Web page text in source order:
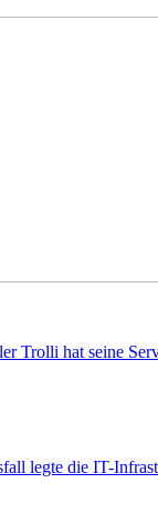
Trolli hat seine
legte die IT-